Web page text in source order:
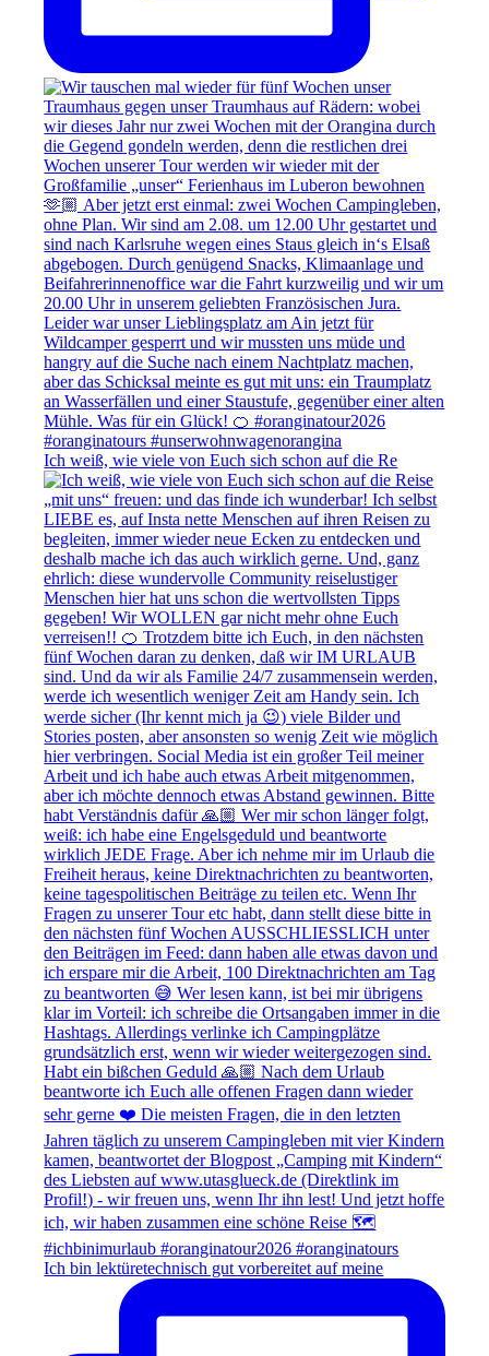
Ich weiß, wie viele von Euch sich schon auf die Re
Ich bin lektüretechnisch gut vorbereitet auf meine